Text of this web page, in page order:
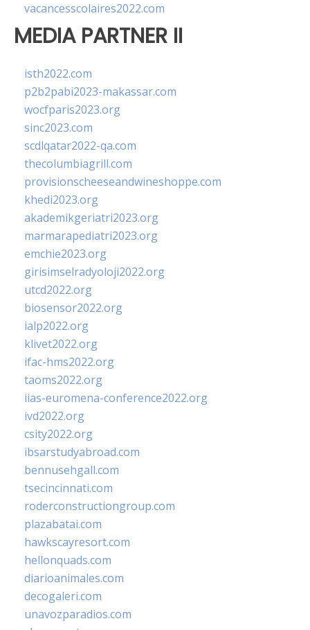
vacancesscolaires2022.com
MEDIA PARTNER II
isth2022.com
p2b2pabi2023-makassar.com
wocfparis2023.org
sinc2023.com
scdlqatar2022-qa.com
thecolumbiagrill.com
provisionscheeseandwineshoppe.com
khedi2023.org
akademikgeriatri2023.org
marmarapediatri2023.org
emchie2023.org
girisimselradyoloji2022.org
utcd2022.org
biosensor2022.org
ialp2022.org
klivet2022.org
ifac-hms2022.org
taoms2022.org
iias-euromena-conference2022.org
ivd2022.org
csity2022.org
ibsarstudyabroad.com
bennusehgall.com
tsecincinnati.com
roderconstructiongroup.com
plazabatai.com
hawkscayresort.com
hellonquads.com
diarioanimales.com
decogaleri.com
unavozparadios.com